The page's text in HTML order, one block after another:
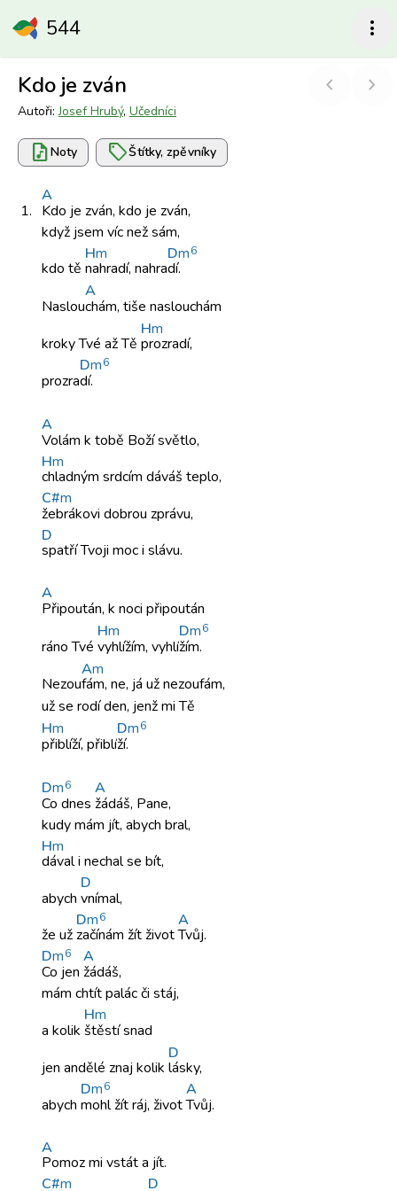
544 more_vert
Kdo je zván chevron_left chevron_right
Autoři:Josef Hrubý, Učedníci
audio_fileNoty sellŠtítky, zpěvníky
1.
A
Kdo je zván, kdo je zván,
když jsem víc nežsám,
kdo tě
Hm
nahradí, nahra
Dm6
dí.
Naslou
A
chám, tiše naslouchám
kroky Tvé až Tě
Hm
prozradí,
prozra
Dm6
dí.
A
Volám k tobě Božísvětlo,
Hm
chladným srdcím dáváš teplo,
C#m
žebrákovi dobrou zprávu,
D
spatří Tvoji moc i slávu.
A
Připoután, k noci připoután
ráno Tvé
Hm
vyhlížím, vyhlí
Dm6
žím.
Nezou
Am
fám, ne, já užnezoufám,
už se rodí den, jenž miTě
Hm
přiblíží, přiblí
Dm6
ží.
Dm6
Co dnes
A
žádáš, Pane,
kudy mám jít, abych bral,
Hm
dával i nechal se bít,
abych
D
vnímal,
že už
Dm6
začínám žítživot
A
Tvůj.
Dm6
Co jen
A
žádáš,
mám chtítpalác či stáj,
a kolik
Hm
štěstí snad
jen andělé znaj kolik
D
lásky,
abych
Dm6
mohl žítráj, život
A
Tvůj.
A
Pomoz mi vstát a jít.
C#m
D